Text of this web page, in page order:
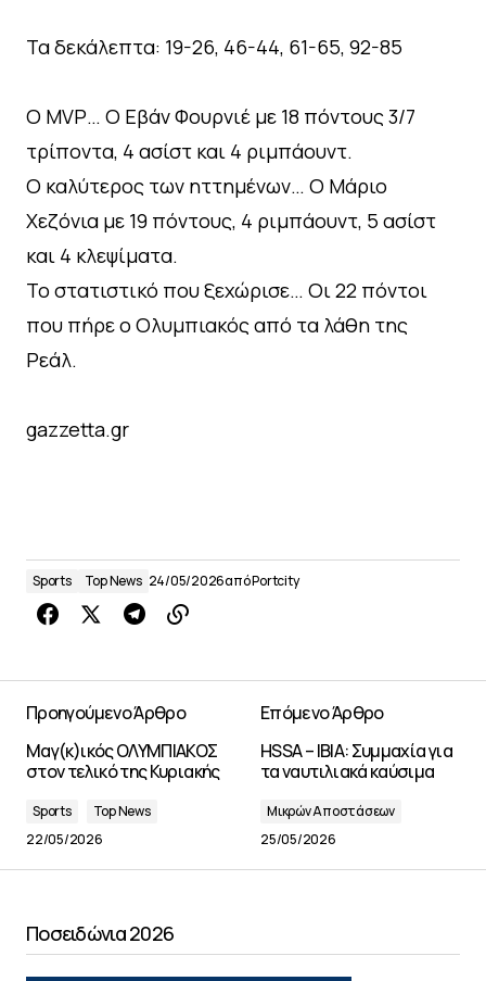
Τα δεκάλεπτα: 19-26, 46-44, 61-65, 92-85
Ο MVP… Ο Εβάν Φουρνιέ με 18 πόντους 3/7
τρίποντα, 4 ασίστ και 4 ριμπάουντ.
Ο καλύτερος των ηττημένων… Ο Μάριο
Χεζόνια με 19 πόντους, 4 ριμπάουντ, 5 ασίστ
και 4 κλεψίματα.
Το στατιστικό που ξεχώρισε… Οι 22 πόντοι
που πήρε ο Ολυμπιακός από τα λάθη της
Ρεάλ.
gazzetta.gr
Sports Top News 24/05/2026απόPortcity
Προηγούμενο Άρθρο
Μαγ(κ)ικός ΟΛΥΜΠΙΑΚΟΣ
στον τελικό της Κυριακής
Sports
Top News
22/05/2026
Επόμενο Άρθρο
HSSA – IBIA: Συμμαχία για
τα ναυτιλιακά καύσιμα
Μικρών Αποστάσεων
25/05/2026
Ποσειδώνια 2026